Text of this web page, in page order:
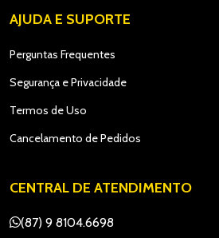
AJUDA E SUPORTE
Perguntas Frequentes
Segurança e Privacidade
Termos de Uso
Cancelamento de Pedidos
CENTRAL DE ATENDIMENTO
(87) 9 8104.6698